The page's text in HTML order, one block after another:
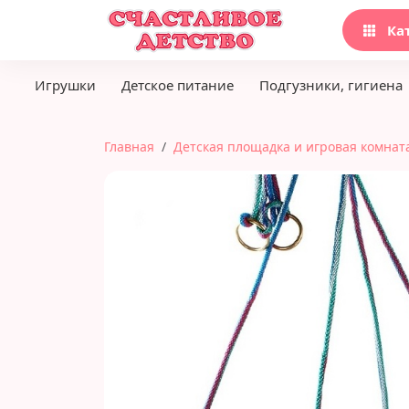
Игрушки Детское питание Подгузники, гигиена
Главная Детская площадка и игровая